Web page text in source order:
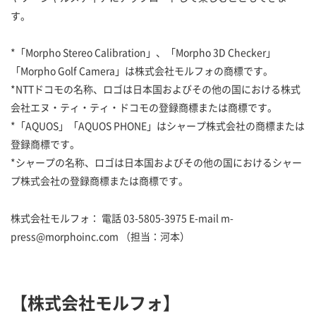
す。
*「Morpho Stereo Calibration」、「Morpho 3D Checker」
「Morpho Golf Camera」は株式会社モルフォの商標です。
*NTTドコモの名称、ロゴは日本国およびその他の国における株式
会社エヌ・ティ・ティ・ドコモの登録商標または商標です。
*「AQUOS」「AQUOS PHONE」はシャープ株式会社の商標または
登録商標です。
*シャープの名称、ロゴは日本国およびその他の国におけるシャー
プ株式会社の登録商標または商標です。
株式会社モルフォ： 電話 03-5805-3975 E-mail m-
press@morphoinc.com （担当：河本）
【株式会社モルフォ】